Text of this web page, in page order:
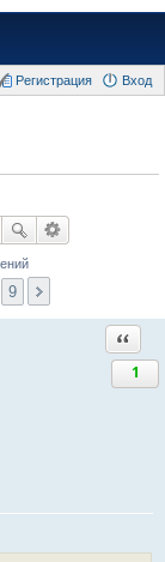
Вход
Регистрация
9
1